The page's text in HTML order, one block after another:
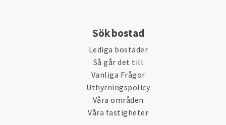
Sök bostad
Lediga bostäder
Så går det till
Vanliga Frågor
Uthyrningspolicy
Våra områden
Våra fastigheter